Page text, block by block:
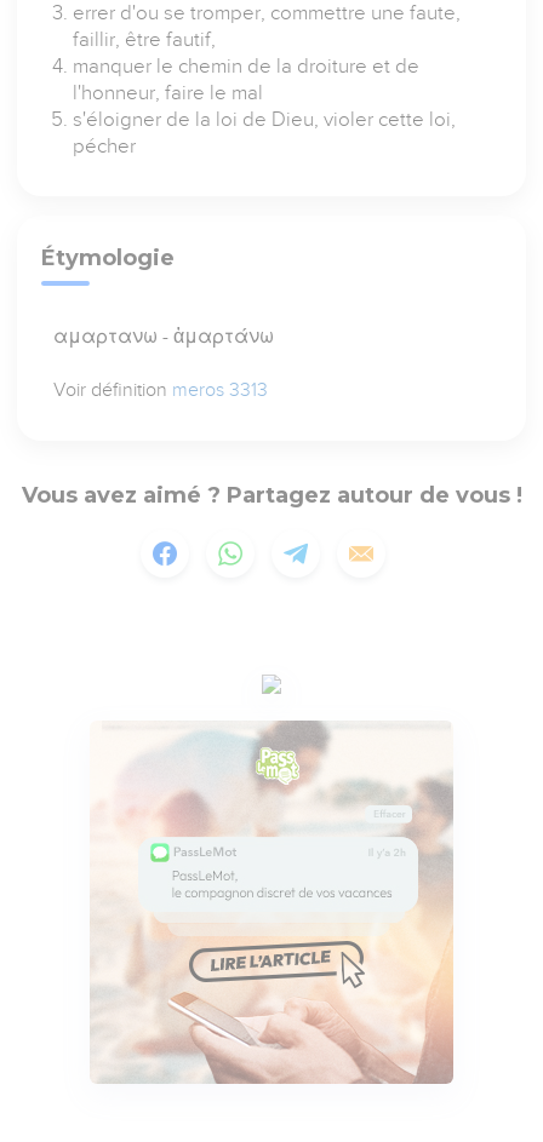
errer d'ou se tromper, commettre une faute,
faillir, être fautif,
manquer le chemin de la droiture et de
l'honneur, faire le mal
s'éloigner de la loi de Dieu, violer cette loi,
pécher
Étymologie
αμαρτανω - ἁμαρτάνω
Voir définition meros 3313
Vous avez aimé ? Partagez autour de vous !